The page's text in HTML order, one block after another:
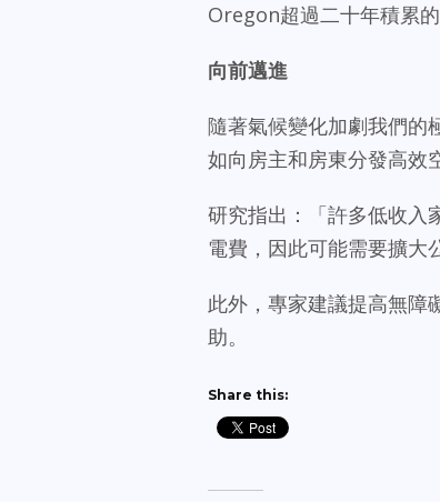
Oregon超過二十年積累的
向前邁進
隨著氣候變化加劇我們的
如向房主和房東分發高效
研究指出：「許多低收入
電費，因此可能需要擴大
此外，專家建議提高無障
助。
Share this: